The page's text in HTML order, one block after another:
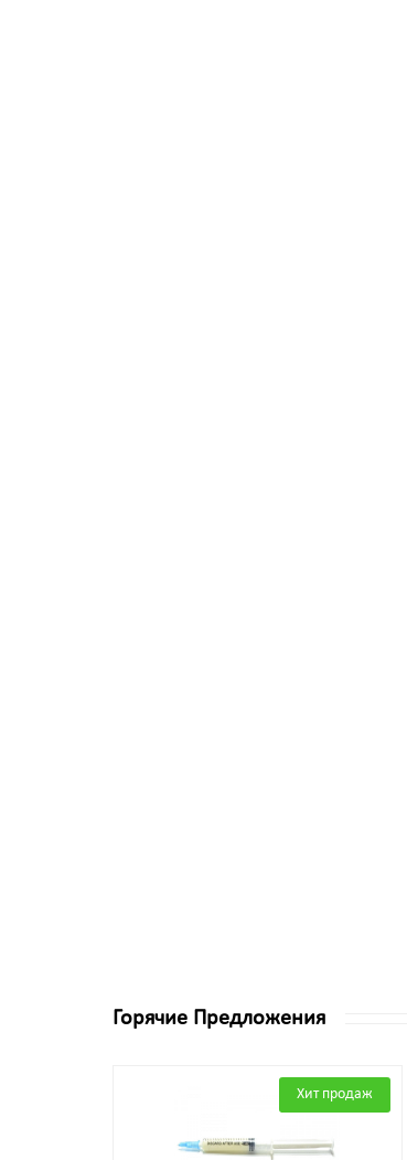
Горячие Предложения
Хит продаж